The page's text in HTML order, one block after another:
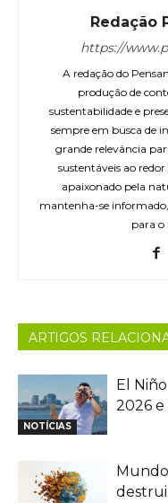
Redação
https://
A redação do
produção de
sustentabilidade e
sempre em busca de
grande relevância
sustentáveis ao
apaixonado pela
mantenha-se
para o
ARTIGOS
NOTÍCIAS
El
2026